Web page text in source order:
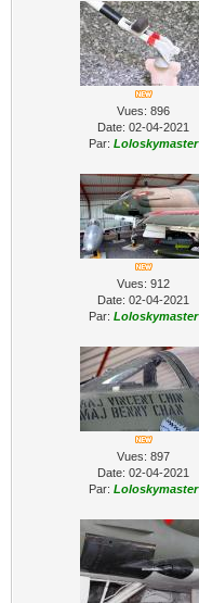
Vues: 896
Date: 02-04-2021
Par: Loloskymaster
Vues: 912
Date: 02-04-2021
Par: Loloskymaster
Vues: 897
Date: 02-04-2021
Par: Loloskymaster